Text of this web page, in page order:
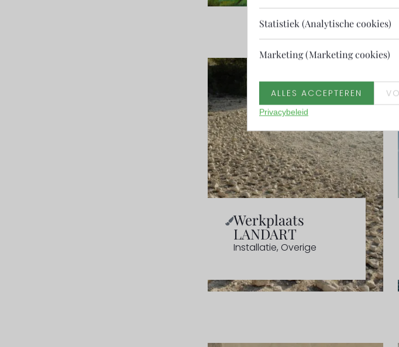
Werkplaats
LANDART
Installatie, Overige
Statistiek (Analytische cookies)
Marketing (Marketing cookies)
ALLES ACCEPTEREN
Privacybeleid